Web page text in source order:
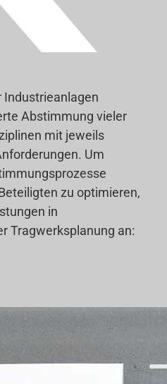
Industrieanlagen
Abstimmung vieler
mit jeweils
Um
zu optimieren,
in
Tragwerksplanung an: